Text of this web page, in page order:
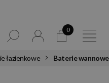
0
łazienkowe Baterie wannowe